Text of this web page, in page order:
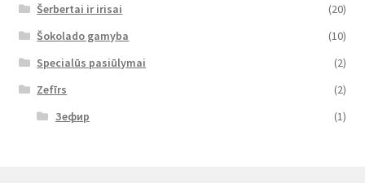
Šerbertai ir irisai
(20)
Šokolado gamyba
(10)
Specialūs pasiūlymai
(2)
Zefīrs
(2)
Зефир
(1)